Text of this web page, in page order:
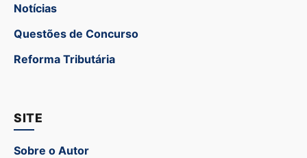
Notícias
Questões de Concurso
Reforma Tributária
SITE
Sobre o Autor